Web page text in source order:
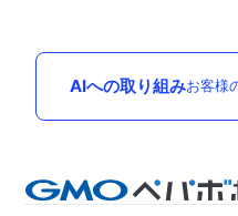
AIへの取り組みお客様